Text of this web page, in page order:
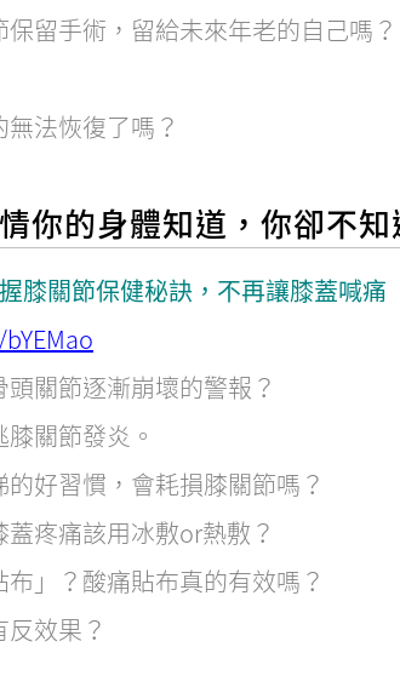
留手術，留給未來年老的自己嗎？
法恢復了嗎？
你的身體知道，你卻不
膝關節保健秘訣，不再讓膝蓋喊痛
關節逐漸崩壞的警報？
關節發炎。
好習慣，會耗損膝關節嗎？
疼痛該用冰敷or熱敷？
」？酸痛貼布真的有效嗎？
效果？